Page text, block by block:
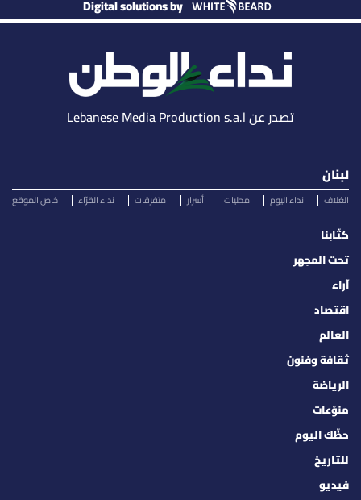
Digital solutions by
تصدر عن Lebanese Media Production s.a.l
لبنان
الغلاف نداء اليوم محليات أسرار متفرقات نداء القرّاء خاص الموقع
كتّابنا
تحت المجهر
آراء
اقتصاد
العالم
ثقافة وفنون
الرياضة
منوّعات
حظّك اليوم
للتاريخ
فيديو